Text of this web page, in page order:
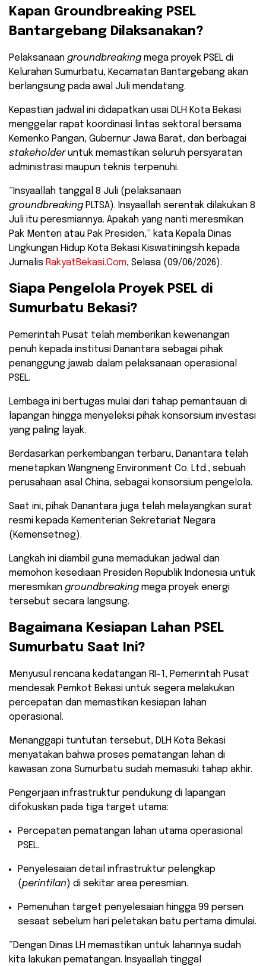
​Kapan Groundbreaking PSEL
Bantargebang Dilaksanakan?
​Pelaksanaan groundbreaking mega proyek PSEL di
Kelurahan Sumurbatu, Kecamatan Bantargebang akan
berlangsung pada awal Juli mendatang.
Kepastian jadwal ini didapatkan usai DLH Kota Bekasi
menggelar rapat koordinasi lintas sektoral bersama
Kemenko Pangan, Gubernur Jawa Barat, dan berbagai
stakeholderuntuk memastikan seluruh persyaratan
administrasi maupun teknis terpenuhi.
​”Insyaallah tanggal 8 Juli (pelaksanaan
groundbreaking PLTSA). Insyaallah serentak dilakukan 8
Juli itu peresmiannya. Apakah yang nanti meresmikan
Pak Menteri atau Pak Presiden,” kata Kepala Dinas
Lingkungan Hidup Kota Bekasi Kiswatiningsih kepada
Jurnalis RakyatBekasi.Com, Selasa (09/06/2026).
​Siapa Pengelola Proyek PSEL di
Sumurbatu Bekasi?
​Pemerintah Pusat telah memberikan kewenangan
penuh kepada institusi Danantara sebagai pihak
penanggung jawab dalam pelaksanaan operasional
PSEL.
Lembaga ini bertugas mulai dari tahap pemantauan di
lapangan hingga menyeleksi pihak konsorsium investasi
yang paling layak.
Berdasarkan perkembangan terbaru, Danantara telah
menetapkan Wangneng Environment Co. Ltd., sebuah
perusahaan asal China, sebagai konsorsium pengelola.
​Saat ini, pihak Danantara juga telah melayangkan surat
resmi kepada Kementerian Sekretariat Negara
(Kemensetneg).
Langkah ini diambil guna memadukan jadwal dan
memohon kesediaan Presiden Republik Indonesia untuk
meresmikan groundbreaking mega proyek energi
tersebut secara langsung.
​Bagaimana Kesiapan Lahan PSEL
Sumurbatu Saat Ini?
​Menyusul rencana kedatangan RI-1, Pemerintah Pusat
mendesak Pemkot Bekasi untuk segera melakukan
percepatan dan memastikan kesiapan lahan
operasional.
Menanggapi tuntutan tersebut, DLH Kota Bekasi
menyatakan bahwa proses pematangan lahan di
kawasan zona Sumurbatu sudah memasuki tahap akhir.
​Pengerjaan infrastruktur pendukung di lapangan
difokuskan pada tiga target utama:
​Percepatan pematangan lahan utama operasional
PSEL.
​Penyelesaian detail infrastruktur pelengkap
(perintilan) di sekitar area peresmian.
​Pemenuhan target penyelesaian hingga 99 persen
sesaat sebelum hari peletakan batu pertama dimulai.
​”Dengan Dinas LH memastikan untuk lahannya sudah
kita lakukan pematangan. Insyaallah tinggal